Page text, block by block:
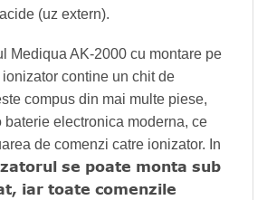
(uz extern).
Mediqua AK-2000 cu montare pe
contine un chit de
compus din mai multe piese,
baterie electronica moderna, ce
de comenzi catre ionizator. In
se poate monta sub
iar toate comenzile